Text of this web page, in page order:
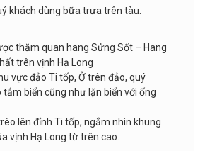
khách dùng bữa trưa trên tàu.
thăm quan hang Sửng Sốt – Hang
trên vịnh Hạ Long
vực đảo Ti tốp, Ở trên đảo, quý
biển cũng như lặn biển với ống
lên đỉnh Ti tốp, ngắm nhìn khung
vịnh Hạ Long từ trên cao.